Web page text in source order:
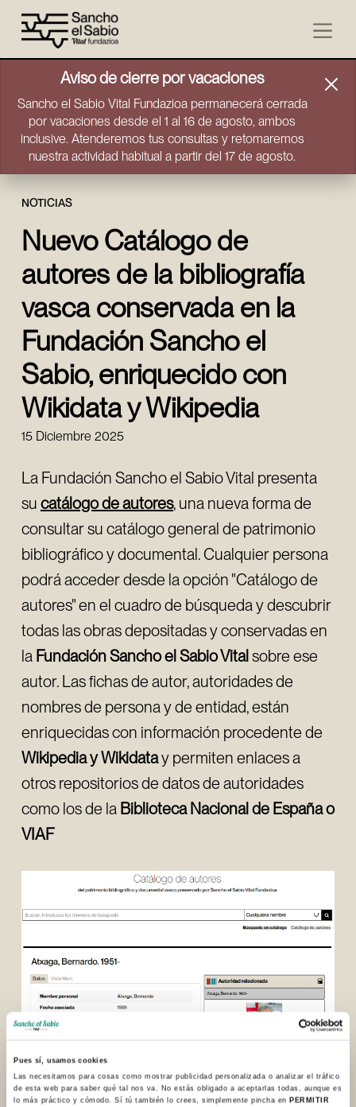
Pues sí, usamos cookies
Las necesitamos para cosas como mostrar publicidad personalizada o analizar el tráfico
de esta web para saber qué tal nos va. No estás obligado a aceptarlas todas, aunque es
lo más práctico y cómodo. Sí tú también lo crees, simplemente pincha en PERMITIR
Ir directamente al contenido
Aviso de cierre por vacaciones
Sancho el Sabio Vital Fundazioa permanecerá cerrada
por vacaciones desde el 1 al 16 de agosto, ambos
inclusive. Atenderemos tus consultas y retomaremos
nuestra actividad habitual a partir del 17 de agosto.
NOTICIAS
Nuevo Catálogo de
autores de la bibliografía
vasca conservada en la
Fundación Sancho el
Sabio, enriquecido con
Wikidata y Wikipedia
15 Diciembre 2025
La Fundación Sancho el Sabio Vital presenta
su catálogo de autores,una nueva forma de
consultar su catálogo general de patrimonio
bibliográfico y documental. Cualquier persona
podrá acceder desde la opción "Catálogo de
autores" en el cuadro de búsqueda y descubrir
todas las obras depositadas y conservadas en
la Fundación Sancho el Sabio Vital sobre ese
autor. Las fichas de autor, autoridades de
nombres de persona y de entidad, están
enriquecidas con información procedente de
Wikipedia y Wikidatay permiten enlaces a
otros repositorios de datos de autoridades
como los de la Biblioteca Nacional de España o
VIAF